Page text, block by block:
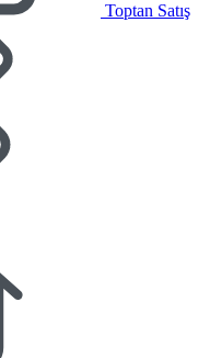
Toptan Satış